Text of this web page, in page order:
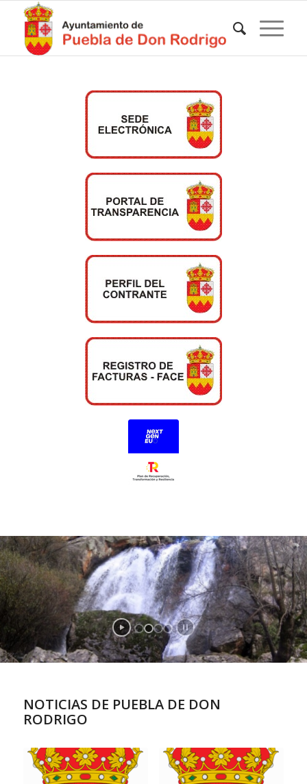
NOTICIAS DE PUEBLA DE DON
RODRIGO